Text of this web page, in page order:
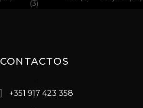
CONTACTOS
+351 917 423 358